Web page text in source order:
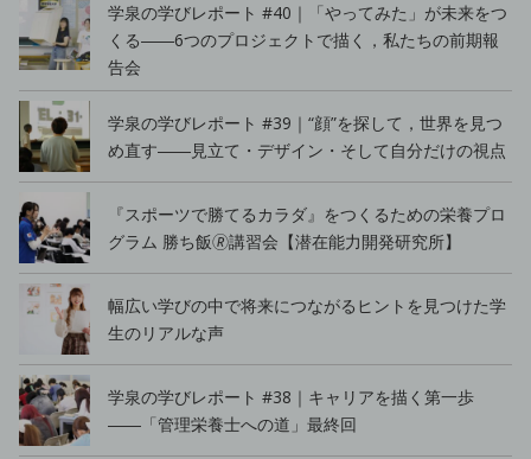
学泉の学びレポート #40｜「やってみた」が未来をつ
くる――6つのプロジェクトで描く，私たちの前期報
告会
学泉の学びレポート #39｜“顔”を探して，世界を見つ
め直す――見立て・デザイン・そして自分だけの視点
『スポーツで勝てるカラダ』をつくるための栄養プロ
グラム 勝ち飯🄬講習会【潜在能力開発研究所】
幅広い学びの中で将来につながるヒントを見つけた学
生のリアルな声
学泉の学びレポート #38｜キャリアを描く第一歩
――「管理栄養士への道」最終回